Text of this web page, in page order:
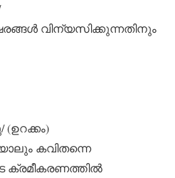
വിന്യസിക്കുന്നതിനും
കവിതന്നെ
ക്രമീകരണത്തില്‍